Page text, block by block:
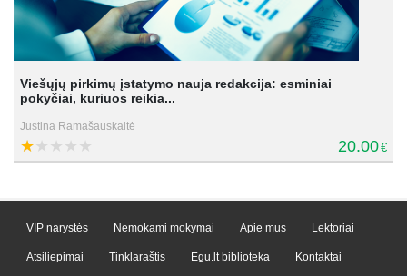
Viešųjų pirkimų įstatymo nauja redakcija: esminiai
pokyčiai, kuriuos reikia...
Justina Ramašauskaitė
20.00€
VIP narystės Nemokami mokymai Apie mus Lektoriai
Atsiliepimai Tinklaraštis Egu.lt biblioteka Kontaktai